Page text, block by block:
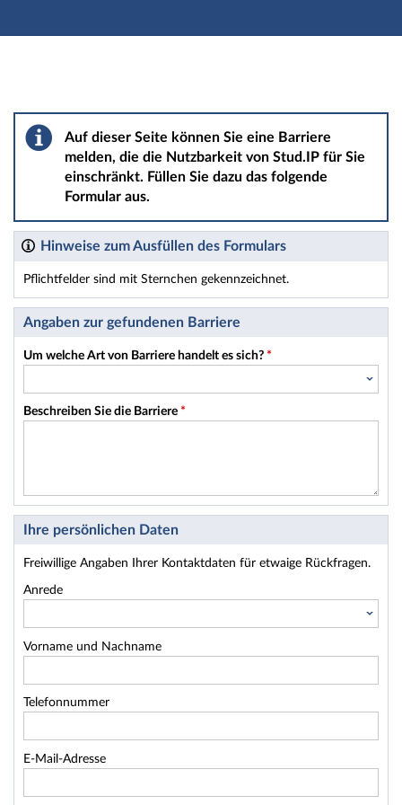
Hauptnavigation
Barriere melden
Auf dieser Seite können Sie eine Barriere
melden, die die Nutzbarkeit von Stud.IP für Sie
einschränkt. Füllen Sie dazu das folgende
Formular aus.
Hinweise zum Ausfüllen des Formulars
Pflichtfelder sind mit Sternchen gekennzeichnet.
Dieses Formular enthält Pflichtfelder.
Angaben zur gefundenen Barriere
Um welche Art von Barriere handelt es sich? *
Beschreiben Sie die Barriere *
Ihre persönlichen Daten
Freiwillige Angaben Ihrer Kontaktdaten für etwaige Rückfragen.
Anrede
Vorname und Nachname
Telefonnummer
E-Mail-Adresse